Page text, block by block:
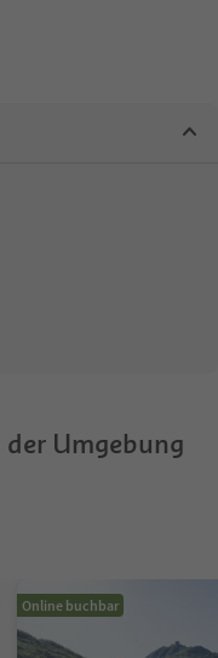
Umgebung
Online buchbar